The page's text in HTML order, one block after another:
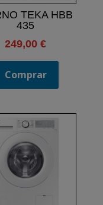
TEKA HBB
435
249,00€
Comprar